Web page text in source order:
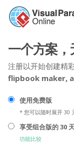
一个方案，
注册以开始创建精
flipbook maker,
使用免费版
* 您可以随时展开 30
享受组合版的 30
功能比较